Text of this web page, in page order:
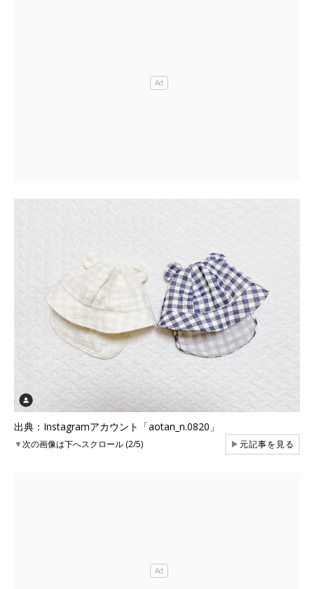
出典：Instagramアカウント「aotan_n.0820」
▼次の画像は下へスクロール (2/5) ▶元記事を見る